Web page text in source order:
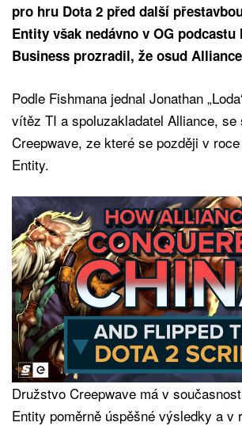
pro hru Dota 2 před další
Entity však nedávno v OG podcastu
Business prozradil, že osud
Podle Fishmana jednal Jonathan
vítěz TI a spoluzakladatel Alliance, se
Creepwave, ze které se později v
Entity.
Družstvo Creepwave má v
Entity poměrně úspěšné výsledky a v